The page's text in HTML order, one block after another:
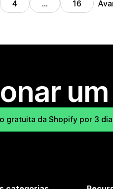
4 … 16
gratuita da Shopify por 3